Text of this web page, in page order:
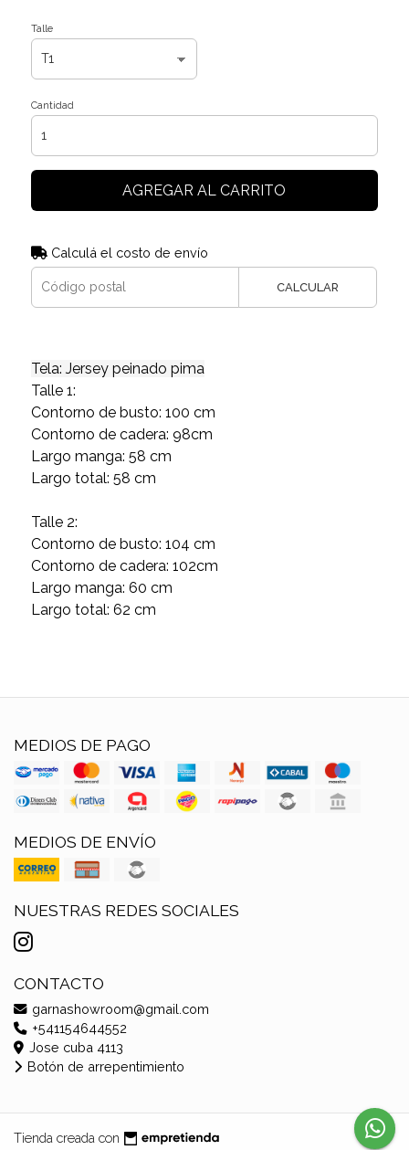
Talle
Cantidad
AGREGAR AL CARRITO
Calculá el costo de envío
CALCULAR
Tela: Jersey peinado pima
Talle 1:
Contorno de busto: 100 cm
Contorno de cadera: 98cm
Largo manga: 58 cm
Largo total: 58 cm
Talle 2:
Contorno de busto: 104 cm
Contorno de cadera: 102cm
Largo manga: 60 cm
Largo total: 62 cm
MEDIOS DE PAGO
MEDIOS DE ENVÍO
NUESTRAS REDES SOCIALES
CONTACTO
garnashowroom@gmail.com
+541154644552
Jose cuba 4113
Botón de arrepentimiento
Tienda creada con